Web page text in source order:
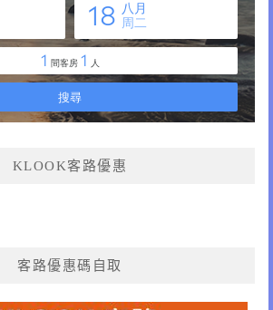
KLOOK客路優惠
客路優惠碼自取